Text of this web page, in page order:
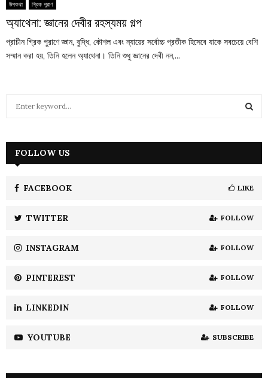
উপকথা গ্রিক পুরাণ
অ্যাথেনা: জ্ঞানের দেবীর রহস্যময় গল্প
প্রাচীন গ্রিক পুরাণে জ্ঞান, বুদ্ধি, কৌশল এবং ন্যায়ের সর্বোচ্চ প্রতীক হিসেবে যাকে সবচেয়ে বেশি
সম্মান করা হয়, তিনি হলেন অ্যাথেনা। তিনি শুধু জ্ঞানের দেবী নন,...
h
H
FOLLOW US
FACEBOOK LIKE
TWITTER FOLLOW
INSTAGRAM FOLLOW
PINTEREST FOLLOW
LINKEDIN FOLLOW
YOUTUBE SUBSCRIBE